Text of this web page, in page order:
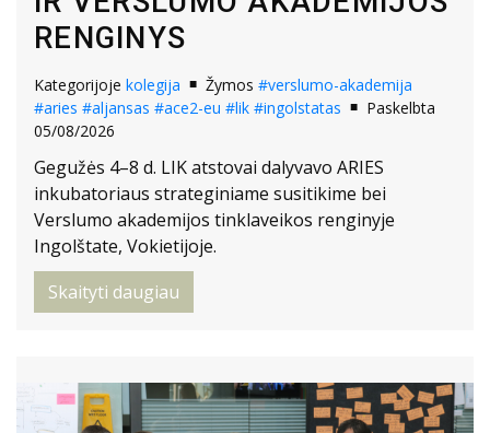
RENGINYS
Kategorijoje kolegija Žymos #verslumo-akademija
#aries #aljansas #ace2-eu #lik #ingolstatas
Paskelbta
05/08/2026
Gegužės 4–8 d. LIK atstovai dalyvavo ARIES
inkubatoriaus strateginiame susitikime bei
Verslumo akademijos tinklaveikos renginyje
Ingolštate, Vokietijoje.
Skaityti daugiau